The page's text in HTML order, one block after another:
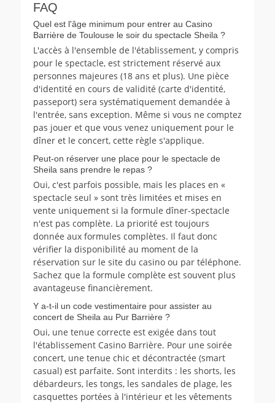
FAQ
Quel est l'âge minimum pour entrer au Casino
Barrière de Toulouse le soir du spectacle Sheila ?
L'accès à l'ensemble de l'établissement, y compris
pour le spectacle, est strictement réservé aux
personnes majeures (18 ans et plus). Une pièce
d'identité en cours de validité (carte d'identité,
passeport) sera systématiquement demandée à
l'entrée, sans exception. Même si vous ne comptez
pas jouer et que vous venez uniquement pour le
dîner et le concert, cette règle s'applique.
Peut-on réserver une place pour le spectacle de
Sheila sans prendre le repas ?
Oui, c'est parfois possible, mais les places en «
spectacle seul » sont très limitées et mises en
vente uniquement si la formule dîner-spectacle
n'est pas complète. La priorité est toujours
donnée aux formules complètes. Il faut donc
vérifier la disponibilité au moment de la
réservation sur le site du casino ou par téléphone.
Sachez que la formule complète est souvent plus
avantageuse financièrement.
Y a-t-il un code vestimentaire pour assister au
concert de Sheila au Pur Barrière ?
Oui, une tenue correcte est exigée dans tout
l'établissement Casino Barrière. Pour une soirée
concert, une tenue chic et décontractée (smart
casual) est parfaite. Sont interdits : les shorts, les
débardeurs, les tongs, les sandales de plage, les
casquettes portées à l'intérieur et les vêtements